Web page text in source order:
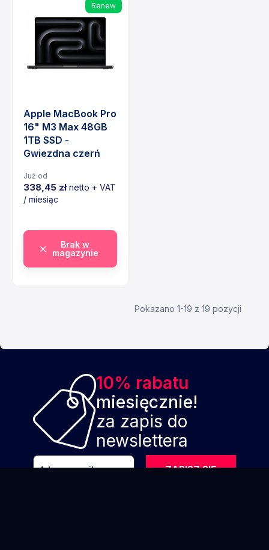
Renew
Apple MacBook Pro
16" M3 Max 48GB
1TB SSD -
Gwiezdna czerń
Już od
338,45 złnetto + VAT
/ miesiąc
Brak w
magazynie
Pokazano 1-19 z 19 pozycji
10% rabatu
miesięcznie!
za zapis do
newslettera
ZAPISZ SIĘ